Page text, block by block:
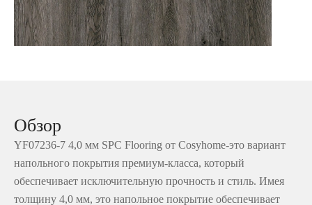
Обзор
YF07236-7 4,0 мм SPC Flooring от Cosyhome-это вариант
напольного покрытия премиум-класса, который
обеспечивает исключительную прочность и стиль. Имея
толщину 4,0 мм, это напольное покрытие обеспечивает